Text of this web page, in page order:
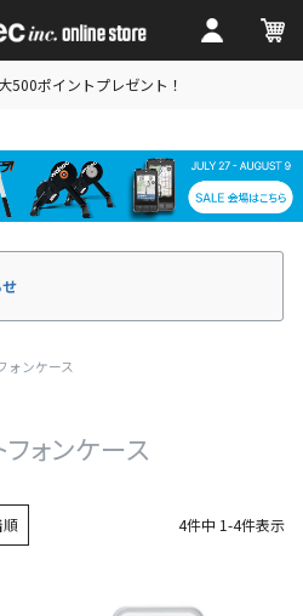
500ポイントプレゼント！
ォンケース
フォンケース
順 4件中 1-4件表示